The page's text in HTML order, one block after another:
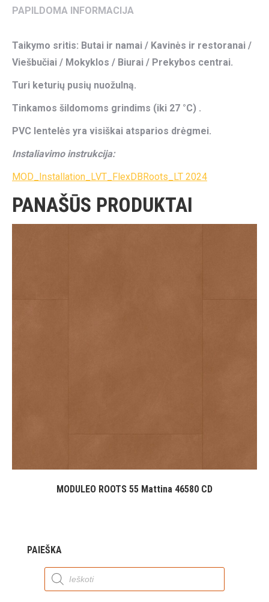
PAPILDOMA INFORMACIJA
Taikymo sritis: Butai ir namai / Kavinės ir restoranai /
Viešbučiai / Mokyklos / Biurai / Prekybos centrai.
Turi keturių pusių nuožulną.
Tinkamos šildomoms grindims (iki 27 °C) .
PVC lentelės yra visiškai atsparios drėgmei.
Instaliavimo instrukcija:
MOD_Installation_LVT_FlexDBRoots_LT 2024
PANAŠŪS PRODUKTAI
MODULEO ROOTS 55 Mattina 46580 CD
PAIEŠKA
Products
search